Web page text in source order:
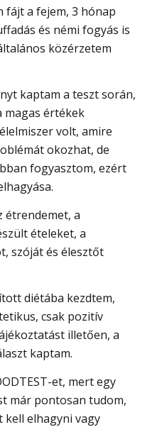
a fejem, 3 hónap
és némi fogyás is
közérzetem
kaptam a teszt során,
magas értékek
volt, amire
okozhat, de
fogyasztom, ezért
étrendemet, a
ételeket, a
szóját és élesztőt
diétába kezdtem,
csak pozitív
illetően, a
kaptam.
et, mert egy
már pontosan tudom,
kell elhagyni vagy